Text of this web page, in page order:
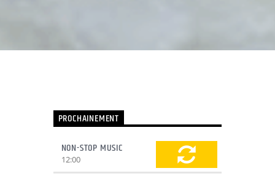
PROCHAINEMENT
NON-STOP MUSIC
12:00